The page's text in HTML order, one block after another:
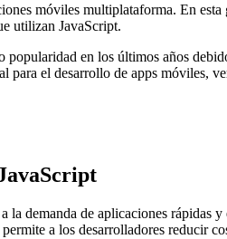
móviles multiplataforma. En
utilizan JavaScript.
popularidad en los últimos años
para el desarrollo de apps móviles,
demanda de aplicaciones
a los desarrolladores reducir